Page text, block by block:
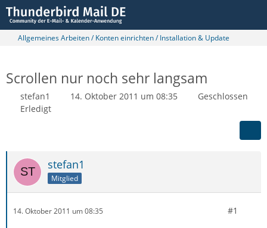
Allgemeines Arbeiten / Konten einrichten / Installation & Update
Scrollen nur noch sehr langsam
stefan1 14. Oktober 2011 um 08:35
Geschlossen
Erledigt
stefan1
Mitglied
14. Oktober 2011 um 08:35 #1